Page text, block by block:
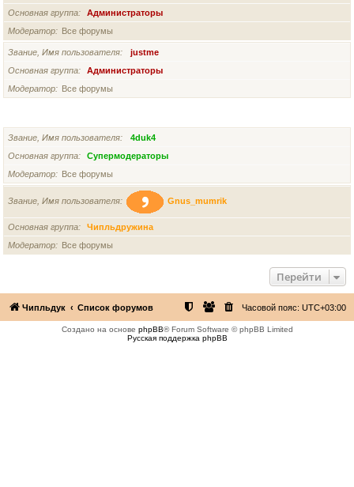
Основная группа
Администраторы
Модератор
Все форумы
Звание, Имя пользователя
justme
Основная группа
Администраторы
Модератор
Все форумы
Звание, Имя пользователя
4duk4
Основная группа
Супермодераторы
Модератор
Все форумы
Звание, Имя пользователя Gnus_mumrik
Основная группа
Чипльдружина
Модератор
Все форумы
Перейти
Чипльдук Список форумов Часовой пояс: UTC+03:00
Создано на основе phpBB® Forum Software © phpBB Limited
Русская поддержка phpBB